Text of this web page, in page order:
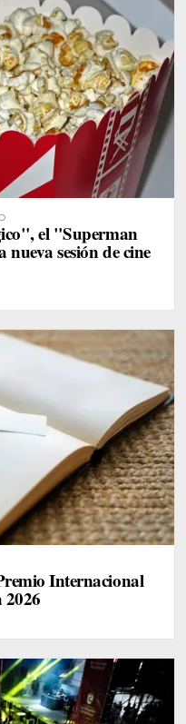
el "Superman
sesión de cine
Internacional